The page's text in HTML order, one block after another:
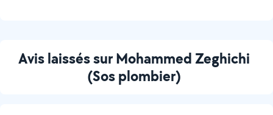
Avis laissés sur Mohammed Zeghichi
(Sos plombier)